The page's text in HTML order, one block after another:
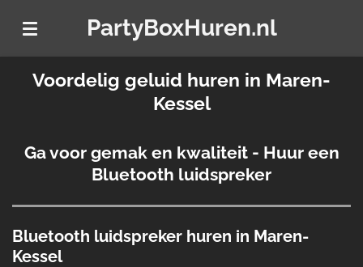
direct
naar
PartyBoxHuren.nl
Voordelig geluid huren in Maren-
Kessel
Ga voor gemak en kwaliteit - Huur een
Bluetooth luidspreker
Bluetooth luidspreker huren in Maren-
Kessel